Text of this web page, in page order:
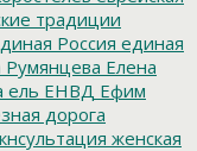
традиции
Россия единая
Румянцева Елена
ель ЕНВД Ефим
дорога
женская